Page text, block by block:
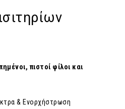
πιστοί φίλοι και
& Ενορχήστρωση